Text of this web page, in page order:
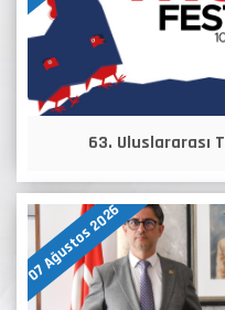
63. Uluslararası
07 Ağustos 2026